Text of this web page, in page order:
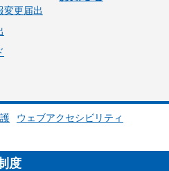
変更届出
ウェブアクセシビリティ
度